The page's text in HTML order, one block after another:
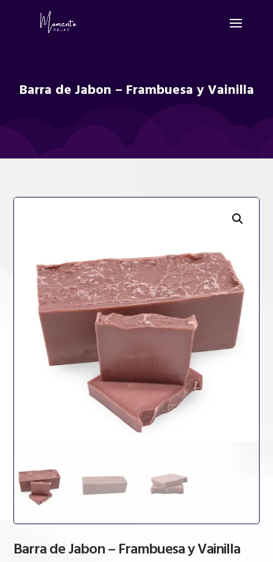
Barra de Jabon – Frambuesa y Vainilla
Barra de Jabon – Frambuesa y Vainilla